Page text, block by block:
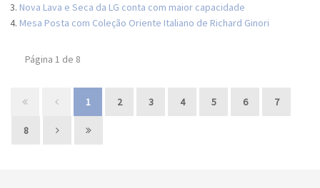
Nova Lava e Seca da LG conta com maior capacidade
Mesa Posta com Coleção Oriente Italiano de Richard Ginori
Página 1 de 8
1 2 3 4 5 6 7
8